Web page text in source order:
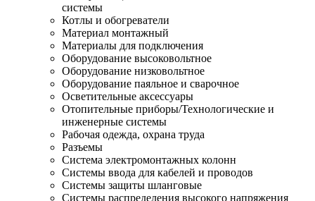
системы
Котлы и обогреватели
Материал монтажный
Материалы для подключения
Оборудование высоковольтное
Оборудование низковольтное
Оборудование паяльное и сварочное
Осветительные аксессуары
Отопительные приборы/Технологические и
инженерные системы
Рабочая одежда, охрана труда
Разъемы
Система электромонтажных колонн
Системы ввода для кабелей и проводов
Системы защиты шланговые
Системы распределения высокого напряжения